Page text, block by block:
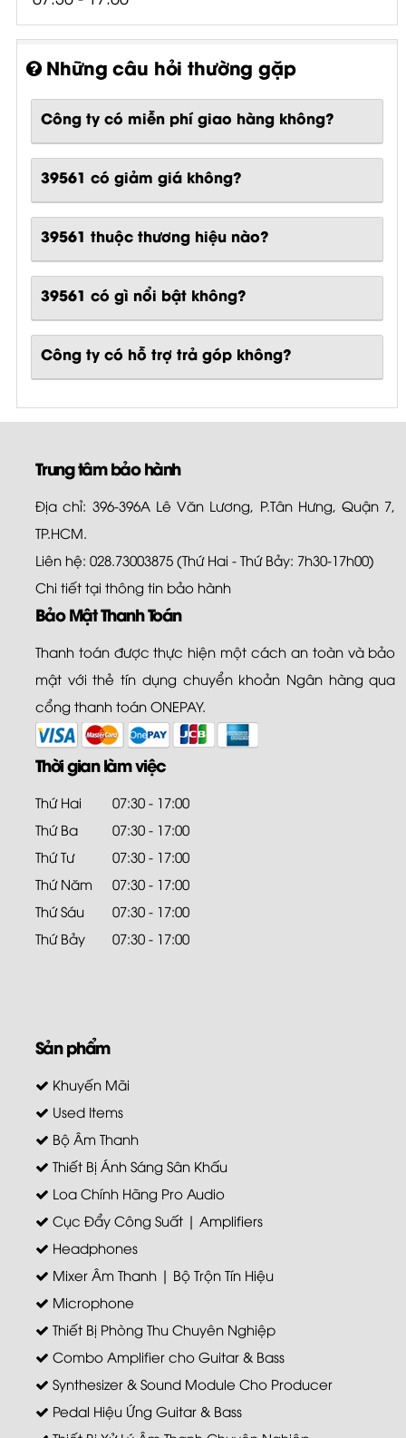
Những câu hỏi thường gặp
Công ty có miễn phí giao hàng không?
39561 có giảm giá không?
39561 thuộc thương hiệu nào?
39561 có gì nổi bật không?
Công ty có hỗ trợ trả góp không?
Trung tâm bảo hành
Địa chỉ: 396-396A Lê Văn Lương, P.Tân Hưng, Quận 7,
TP.HCM.
Liên hệ: 028.73003875 (Thứ Hai - Thứ Bảy: 7h30-17h00)
Chi tiết tại thông tin bảo hành
Bảo Mật Thanh Toán
Thanh toán được thực hiện một cách an toàn và bảo
mật với thẻ tín dụng chuyển khoản Ngân hàng qua
cổng thanh toán ONEPAY.
Thời gian làm việc
Thứ Hai
07:30 - 17:00
Thứ Ba
07:30 - 17:00
Thứ Tư
07:30 - 17:00
Thứ Năm
07:30 - 17:00
Thứ Sáu
07:30 - 17:00
Thứ Bảy
07:30 - 17:00
Sản phẩm
Khuyến Mãi
Used Items
Bộ Âm Thanh
Thiết Bị Ánh Sáng Sân Khấu
Loa Chính Hãng Pro Audio
Cục Đẩy Công Suất | Amplifiers
Headphones
Mixer Âm Thanh | Bộ Trộn Tín Hiệu
Microphone
Thiết Bị Phòng Thu Chuyên Nghiệp
Combo Amplifier cho Guitar & Bass
Synthesizer & Sound Module Cho Producer
Pedal Hiệu Ứng Guitar & Bass